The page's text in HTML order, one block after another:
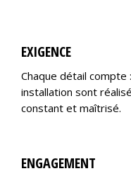
EXIGENCE
Chaque détail
installation sont
constant et maîtrisé.
ENGAGEMENT